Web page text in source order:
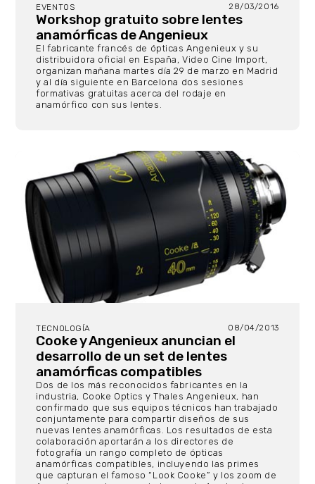
EVENTOS 28/03/2016
Workshop gratuito sobre lentes
anamórficas de Angenieux
El fabricante francés de ópticas Angenieux y su
distribuidora oficial en España, Video Cine Import,
organizan mañana martes día 29 de marzo en Madrid
y al día siguiente en Barcelona dos sesiones
formativas gratuitas acerca del rodaje en
anamórfico con sus lentes.
TECNOLOGÍA 08/04/2013
Cooke y Angenieux anuncian el
desarrollo de un set de lentes
anamórficas compatibles
Dos de los más reconocidos fabricantes en la
industria, Cooke Optics y Thales Angenieux, han
confirmado que sus equipos técnicos han trabajado
conjuntamente para compartir diseños de sus
nuevas lentes anamórficas. Los resultados de esta
colaboración aportarán a los directores de
fotografía un rango completo de ópticas
anamórficas compatibles, incluyendo las primes
que capturan el famoso “Look Cooke” y los zoom de